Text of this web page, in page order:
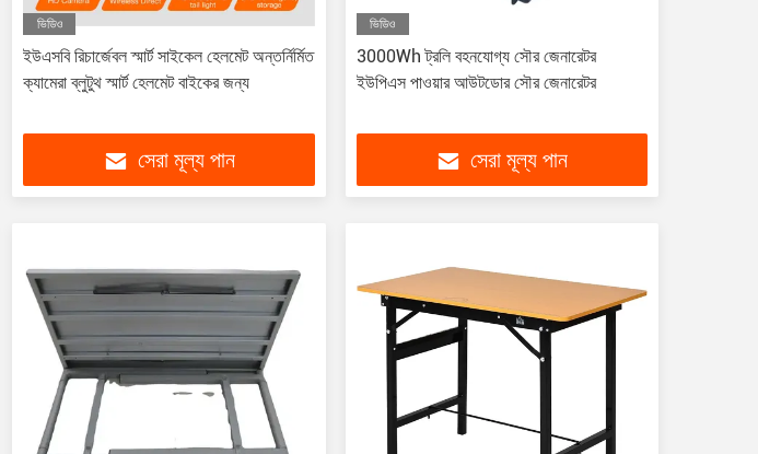
ভিডিও
ইউএসবি রিচার্জেবল স্মার্ট সাইকেল হেলমেট অন্তর্নির্মিত
ক্যামেরা ব্লুটুথ স্মার্ট হেলমেট বাইকের জন্য
সেরা মূল্য পান
ভিডিও
3000Wh ট্রলি বহনযোগ্য সৌর জেনারেটর
ইউপিএস পাওয়ার আউটডোর সৌর জেনারেটর
সেরা মূল্য পান